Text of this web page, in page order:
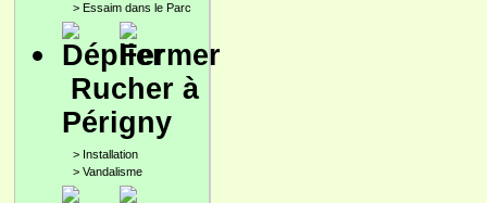
> Essaim dans le Parc
Rucher à
Périgny
> Installation
> Vandalisme